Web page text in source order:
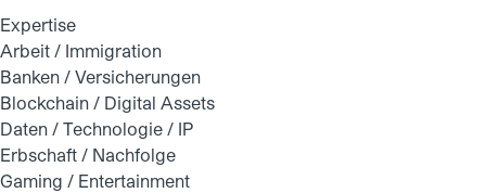
Expertise
Arbeit / Immigration
Banken / Versicherungen
Blockchain / Digital Assets
Daten / Technologie / IP
Erbschaft / Nachfolge
Gaming / Entertainment